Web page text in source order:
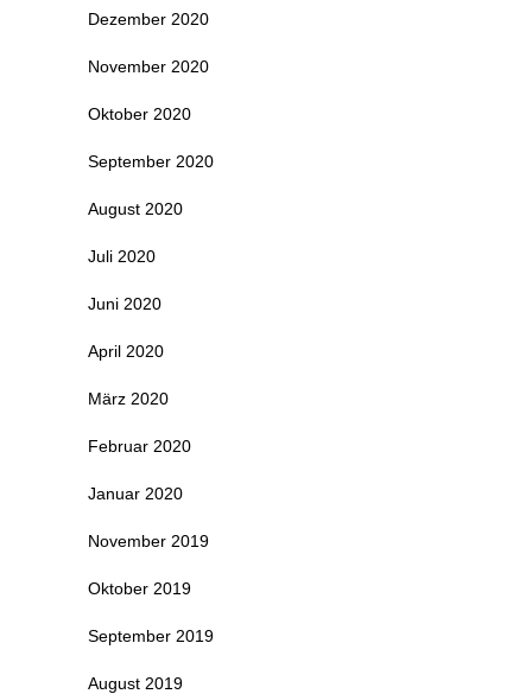
Dezember 2020
November 2020
Oktober 2020
September 2020
August 2020
Juli 2020
Juni 2020
April 2020
März 2020
Februar 2020
Januar 2020
November 2019
Oktober 2019
September 2019
August 2019